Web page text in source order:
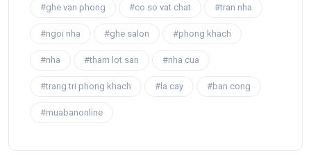
#ghe van phong #co so vat chat #tran nha
#ngoi nha #ghe salon #phong khach
#nha #tham lot san #nha cua
#trang tri phong khach #la cay #ban cong
#muabanonline